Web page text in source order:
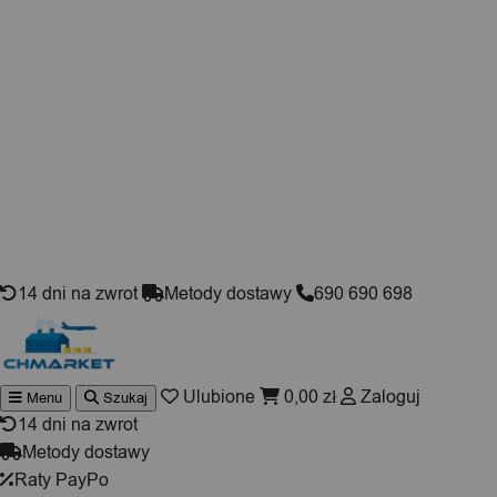
14 dni na zwrot Metody dostawy 690 690 698
Menu Szukaj Ulubione 0,00 zł
Zaloguj
14 dni na zwrot
Metody dostawy
Raty PayPo